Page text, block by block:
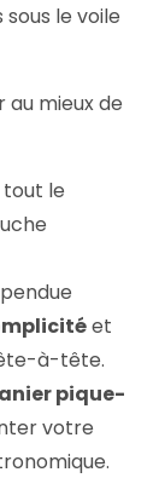
le voile
au mieux de
le
et
à-tête.
pique-
votre